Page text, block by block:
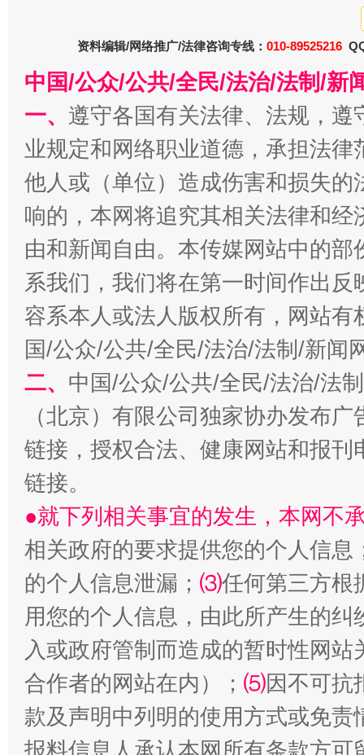
受贿1.44亿！段成刚被判无期 从幼
全民健身五年计划来了！等你上场
国家大学科技园优化重塑工作
资料编辑/网络推广/法律咨询专线： 010-89525216
中国/公众/公共/全民/法治/法制/新
一、 遵守各国有关法律、法规，
业规定和网络职业道德，承担法
他人或（单位）造成伤害和损失
响的，本网将追究其相关法律和
由和新闻自由。本传媒网站中的
系我们，我们将在第一时间作出
容系本人或法人版权所有，网站
国/公众/公共/全民/法治/法制/新闻
二、 中国/公众/公共/全民/法治/法
（北京）有限公司独家协办发布
链接，授权合法、健康网站和报
链接。
●就下列相关事宜的发生，本网不
相关政府的要求提供您的个人信息
的个人信息泄漏； ⑶任何第三方根
用您的个人信息，由此所产生的纠
入或政府管制而造成的暂时性网
合作者的网站在内）； ⑸因不可抗
款及声明中列明的使用方式或免责
报料信息人承认本网所有条款方